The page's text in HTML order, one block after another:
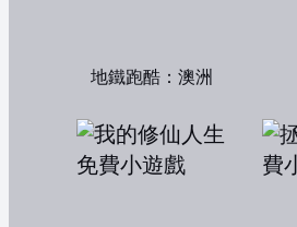
地鐵跑酷：澳洲